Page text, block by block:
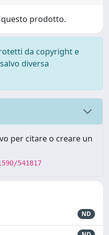
questo prodotto.
da copyright e
diversa
per citare o creare un
541817
ND